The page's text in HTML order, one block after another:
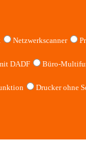
Netzwerkscanner
DADF Büro-
Drucker ohne